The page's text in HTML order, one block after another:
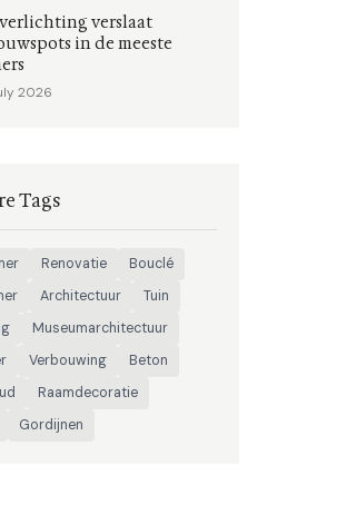
verslaat
in de meeste
2026
Tags
Renovatie
Bouclé
Architectuur
Tuin
Museumarchitectuur
Verbouwing
Beton
Raamdecoratie
Gordijnen